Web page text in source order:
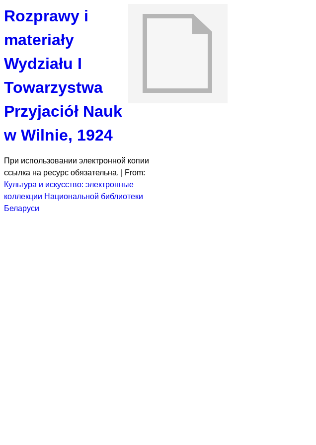
Rozprawy i
materiały
Wydziału I
Towarzystwa
Przyjaciół Nauk
w Wilnie, 1924
При использовании электронной копии
ссылка на ресурс обязательна. |
From:
Культура и искусство: электронные
коллекции Национальной библиотеки
Беларуси